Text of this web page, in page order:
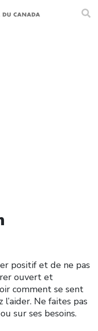
positif et de ne pas
ouvert et
comment se sent
Ne faites pas
sur ses besoins.